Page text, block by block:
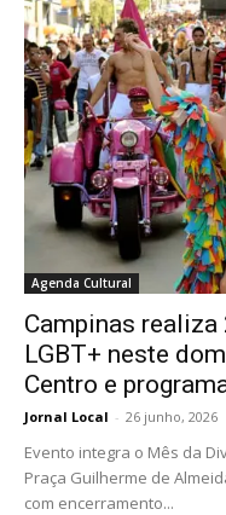
Agenda Cultural
Campinas realiza
LGBT+ neste
Centro e
Jornal Local - 26 junho, 2026
Evento integra o Mês da
Praça Guilherme de
com encerramento...